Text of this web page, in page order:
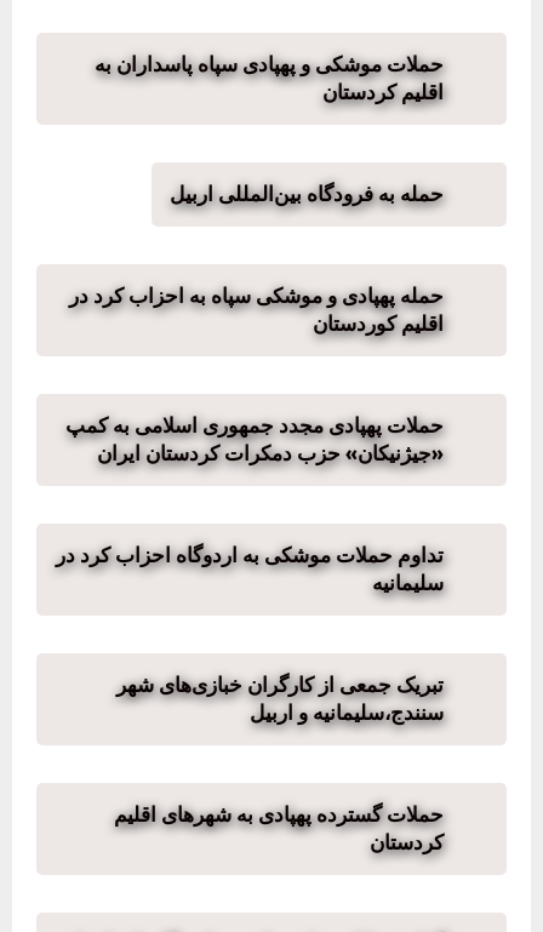
حملات موشکی و پهپادی سپاه پاسداران به
اقلیم کردستان
حمله به فرودگاه بین‌المللی اربیل
حمله پهپادی و موشکی سپاه به احزاب کرد در
اقلیم کوردستان
حملات پهپادی مجدد جمهوری اسلامی به کمپ
«جیژنیکان» حزب دمکرات کردستان ایران
تداوم حملات موشکی به اردوگاه احزاب کرد در
سلیمانیه
تبریک جمعی از کارگران خبازی‌های شهر
سنندج،سلیمانیه و اربیل
حملات گسترده پهپادی به شهرهای اقلیم
کردستان